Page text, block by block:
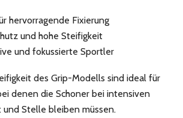
hervorragende Fixierung
und hohe Steifigkeit
und fokussierte Sportler
des Grip-Modells sind ideal für
denen die Schoner bei intensiven
und Stelle bleiben müssen.